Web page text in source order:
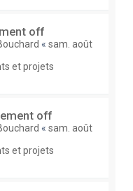
off
« sam. août
et projets
off
« sam. août
et projets